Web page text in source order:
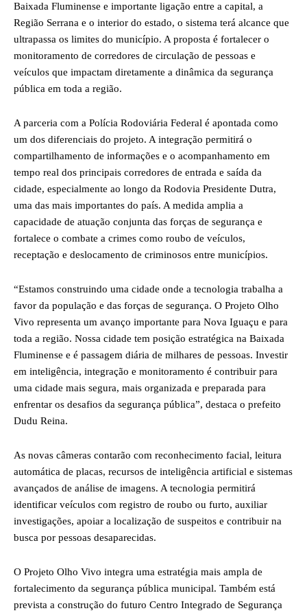
Baixada Fluminense e importante ligação entre a capital, a
Região Serrana e o interior do estado, o sistema terá alcance que
ultrapassa os limites do município. A proposta é fortalecer o
monitoramento de corredores de circulação de pessoas e
veículos que impactam diretamente a dinâmica da segurança
pública em toda a região.
A parceria com a Polícia Rodoviária Federal é apontada como
um dos diferenciais do projeto. A integração permitirá o
compartilhamento de informações e o acompanhamento em
tempo real dos principais corredores de entrada e saída da
cidade, especialmente ao longo da Rodovia Presidente Dutra,
uma das mais importantes do país. A medida amplia a
capacidade de atuação conjunta das forças de segurança e
fortalece o combate a crimes como roubo de veículos,
receptação e deslocamento de criminosos entre municípios.
“Estamos construindo uma cidade onde a tecnologia trabalha a
favor da população e das forças de segurança. O Projeto Olho
Vivo representa um avanço importante para Nova Iguaçu e para
toda a região. Nossa cidade tem posição estratégica na Baixada
Fluminense e é passagem diária de milhares de pessoas. Investir
em inteligência, integração e monitoramento é contribuir para
uma cidade mais segura, mais organizada e preparada para
enfrentar os desafios da segurança pública”, destaca o prefeito
Dudu Reina.
As novas câmeras contarão com reconhecimento facial, leitura
automática de placas, recursos de inteligência artificial e sistemas
avançados de análise de imagens. A tecnologia permitirá
identificar veículos com registro de roubo ou furto, auxiliar
investigações, apoiar a localização de suspeitos e contribuir na
busca por pessoas desaparecidas.
O Projeto Olho Vivo integra uma estratégia mais ampla de
fortalecimento da segurança pública municipal. Também está
prevista a construção do futuro Centro Integrado de Segurança